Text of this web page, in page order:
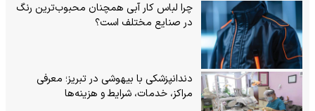
چرا لباس کار آبی همچنان محبوب‌ترین رنگ
در صنایع مختلف است؟
دندانپزشکی با بیهوشی در تبریز؛ معرفی
مراکز، خدمات، شرایط و هزینه‌ها